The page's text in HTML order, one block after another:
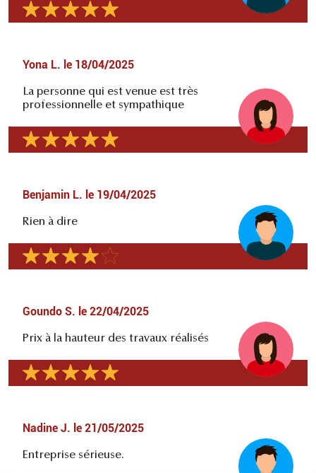
Yona L. le 18/04/2025
La personne qui est venue est très
professionnelle et sympathique
Benjamin L. le 19/04/2025
Rien à dire
Goundo S. le 22/04/2025
Prix à la hauteur des travaux réalisés
Nadine J. le 21/05/2025
Entreprise sérieuse.